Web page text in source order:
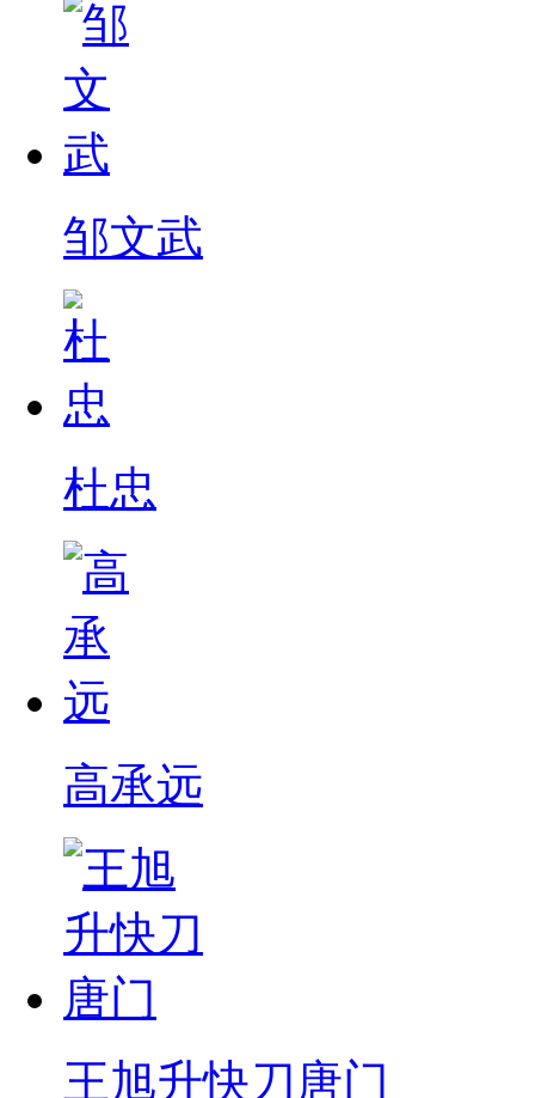
邹文武
杜忠
高承远
王旭升快刀唐门